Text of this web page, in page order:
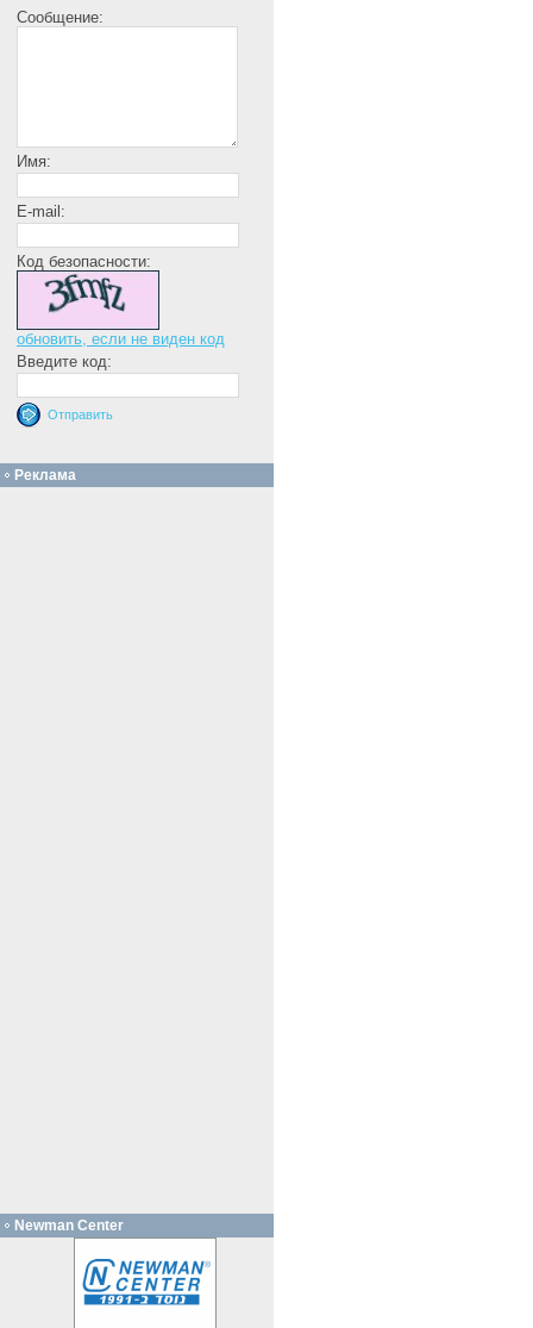
Сообщение:
Имя:
E-mail:
Код безопасности:
обновить, если не виден код
Введите код:
Реклама
Newman Center